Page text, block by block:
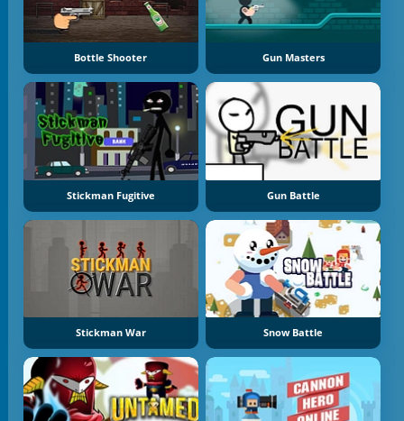
Bottle Shooter Gun Masters
Stickman Fugitive Gun Battle
Stickman War Snow Battle